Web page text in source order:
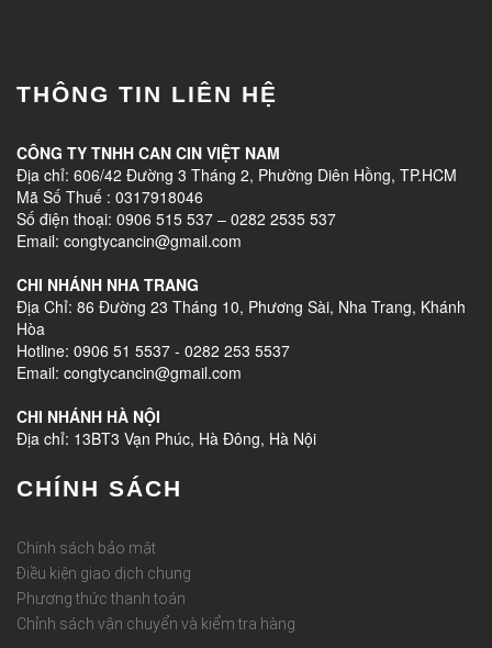
THÔNG TIN LIÊN HỆ
CÔNG TY TNHH CAN CIN VIỆT NAM
Địa chỉ: 606/42 Đường 3 Tháng 2, Phường Diên Hồng, TP.HCM
Mã Số Thuế : 0317918046
Số điện thoại: 0906 515 537 – 0282 2535 537
Email: congtycancin@gmail.com
CHI NHÁNH NHA TRANG
Địa Chỉ: 86 Đường 23 Tháng 10, Phương Sài, Nha Trang, Khánh
Hòa
Hotline: 0906 51 5537 - 0282 253 5537
Email: congtycancin@gmail.com
CHI NHÁNH HÀ NỘI
Địa chỉ: 13BT3 Vạn Phúc, Hà Đông, Hà Nội
CHÍNH SÁCH
Chính sách bảo mật
Điều kiện giao dịch chung
Phương thức thanh toán
Chỉnh sách vận chuyển và kiểm tra hàng